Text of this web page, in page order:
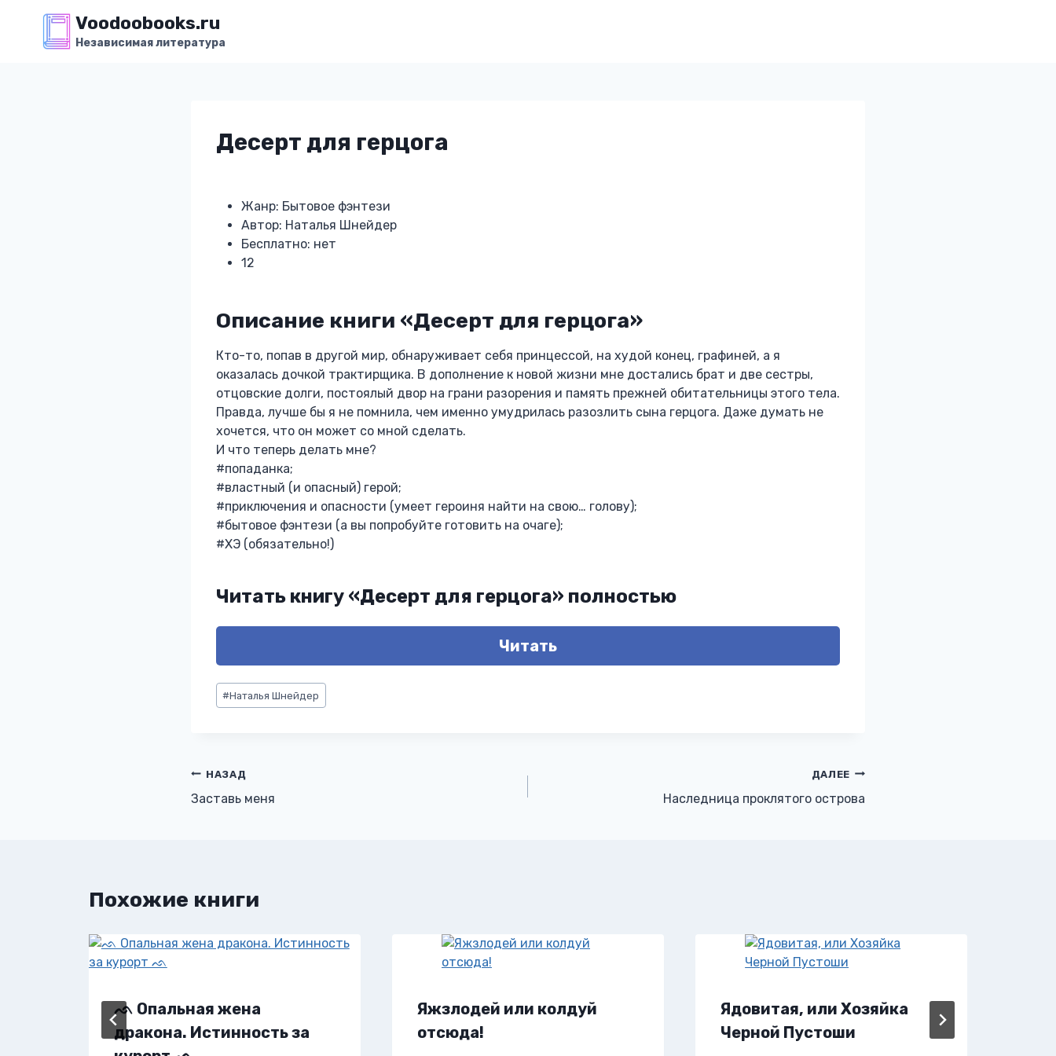
содержимому
Voodoobooks.ru
Независимая литература
Десерт для герцога
Жанр: Бытовое фэнтези
Автор: Наталья Шнейдер
Бесплатно: нет
12
Описание книги «Десерт для герцога»
Кто-то, попав в другой мир, обнаруживает себя принцессой, на худой конец, графиней, а я
оказалась дочкой трактирщика. В дополнение к новой жизни мне достались брат и две сестры,
отцовские долги, постоялый двор на грани разорения и память прежней обитательницы этого тела.
Правда, лучше бы я не помнила, чем именно умудрилась разозлить сына герцога. Даже думать не
хочется, что он может со мной сделать.
И что теперь делать мне?
#попаданка;
#властный (и опасный) герой;
#приключения и опасности (умеет героиня найти на свою… голову);
#бытовое фэнтези (а вы попробуйте готовить на очаге);
#ХЭ (обязательно!)
Читать книгу «Десерт для герцога» полностью
Читать
Метки
записи:
#Наталья Шнейдер
Навигация
по
НАЗАД
Заставь меня
ДАЛЕЕ
Наследница проклятого острова
Похожие книги
ᨒ Опальная жена
дракона. Истинность за
Яжзлодей или колдуй
отсюда!
Ядовитая, или Хозяйка
Черной Пустоши